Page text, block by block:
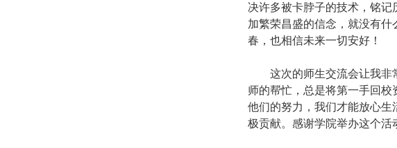
决许多被卡脖子的技术，铭
加繁荣昌盛的信念，就没有
春，也相信未来一切安好！
这次的师生交流会让我非
师的帮忙，总是将第一手回
他们的努力，我们才能放心
极贡献。感谢学院举办这个活